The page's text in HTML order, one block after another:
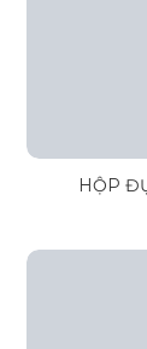
HỘP